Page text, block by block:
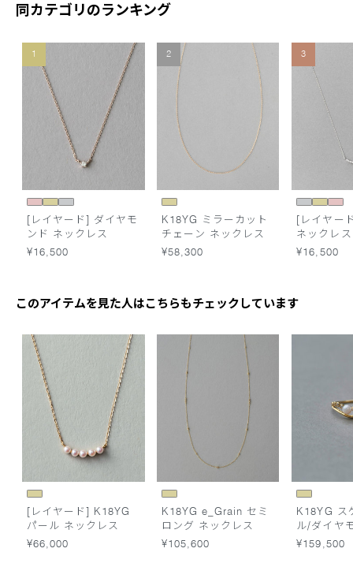
同カテゴリのランキング
1
[レイヤード] ダイヤモ
ンド ネックレス
¥16,500
2
K18YG ミラーカット
チェーン ネックレス
¥58,300
3
[レイヤー
ネックレス
¥16,500
このアイテムを見た人はこちらもチェックしています
[レイヤード] K18YG
パール ネックレス
¥66,000
K18YG e_Grain セミ
ロング ネックレス
¥105,600
K18YG ス
ル/ダイヤ
ルライン
¥159,500